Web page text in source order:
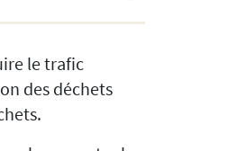
le trafic
des déchets